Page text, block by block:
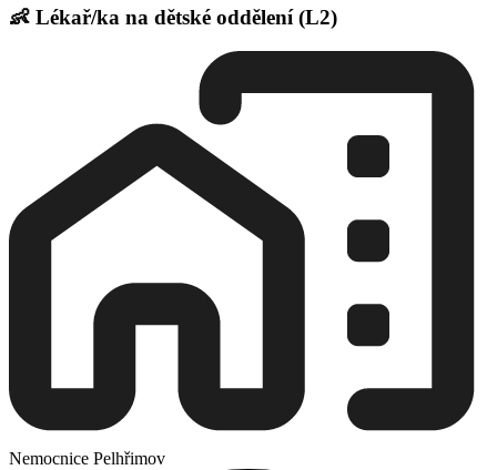
👶 Lékař/ka na dětské oddělení (L2)
Nemocnice Pelhřimov